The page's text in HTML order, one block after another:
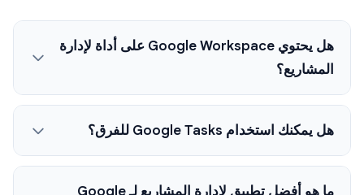
هل يحتوي Google Workspace على أداة لإدارة
المشاريع؟
هل يمكنك استخدام Google Tasks للفرق؟